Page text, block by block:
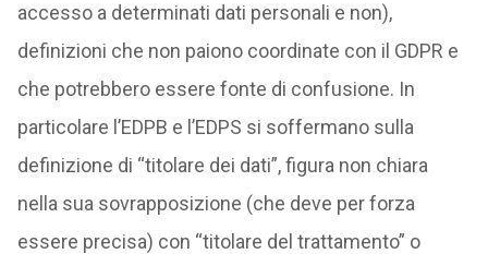
accesso a determinati dati personali e non),
definizioni che non paiono coordinate con il GDPR e
che potrebbero essere fonte di confusione. In
particolare l’EDPB e l’EDPS si soffermano sulla
definizione di “titolare dei dati”, figura non chiara
nella sua sovrapposizione (che deve per forza
essere precisa) con “titolare del trattamento” o